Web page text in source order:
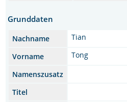
Grunddaten
Nachname
Tian
Vorname
Tong
Namenszusatz
Titel